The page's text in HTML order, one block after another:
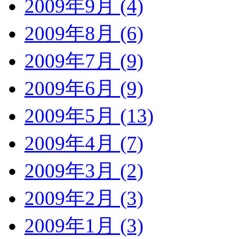
2009年9月 (4)
2009年8月 (6)
2009年7月 (9)
2009年6月 (9)
2009年5月 (13)
2009年4月 (7)
2009年3月 (2)
2009年2月 (3)
2009年1月 (3)